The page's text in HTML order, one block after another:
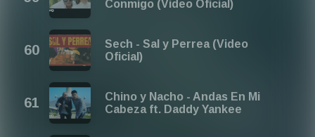
Conmigo (Video Oficial)
Sech - Sal y Perrea (Video
Oficial)
Chino y Nacho - Andas En Mi
Cabeza ft. Daddy Yankee